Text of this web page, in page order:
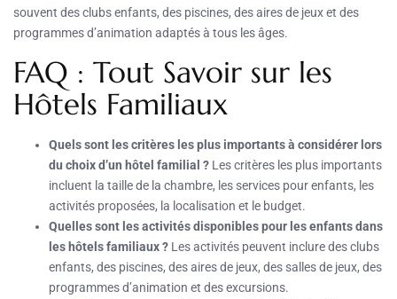
souvent des clubs enfants, des piscines, des aires de jeux et des
programmes d’animation adaptés à tous les âges.
FAQ : Tout Savoir sur les
Hôtels Familiaux
Quels sont les critères les plus importants à considérer lors
du choix d’un hôtel familial ? Les critères les plus importants
incluent la taille de la chambre, les services pour enfants, les
activités proposées, la localisation et le budget.
Quelles sont les activités disponibles pour les enfants dans
les hôtels familiaux ? Les activités peuvent inclure des clubs
enfants, des piscines, des aires de jeux, des salles de jeux, des
programmes d’animation et des excursions.